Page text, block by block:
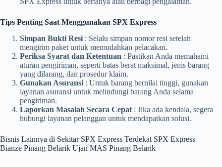
Tips Penting Saat Menggunakan SPX Express
Simpan Bukti Resi : Selalu simpan nomor resi setelah
mengirim paket untuk memudahkan pelacakan.
Periksa Syarat dan Ketentuan : Pastikan Anda memahami
aturan pengiriman, seperti batas berat maksimal, jenis barang
yang dilarang, dan prosedur klaim.
Gunakan Asuransi : Untuk barang bernilai tinggi, gunakan
layanan asuransi untuk melindungi barang Anda selama
pengiriman.
Laporkan Masalah Secara Cepat : Jika ada kendala, segera
hubungi layanan pelanggan untuk mendapatkan solusi.
Bisnis Lainnya di Sekitar SPX Express Terdekat SPX Express
Bianze Pinang Belarik Ujan MAS Pinang Belarik